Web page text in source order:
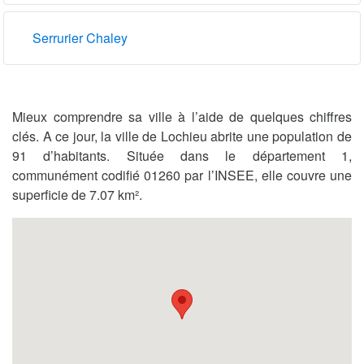
Serrurier Chaley
Mieux comprendre sa ville à l’aide de quelques chiffres
clés. A ce jour, la ville de Lochieu abrite une population de
91 d’habitants. Située dans le département 1,
communément codifié 01260 par l’INSEE, elle couvre une
superficie de 7.07 km².